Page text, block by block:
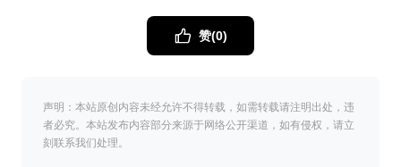
赞(0)
声明：本站原创内容未经允许不得转载，如需转载请注明出处，违
者必究。本站发布内容部分来源于网络公开渠道，如有侵权，请立
刻联系我们处理。